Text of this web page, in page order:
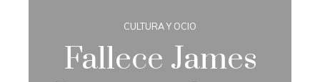
CULTURA Y OCIO
Fallece James